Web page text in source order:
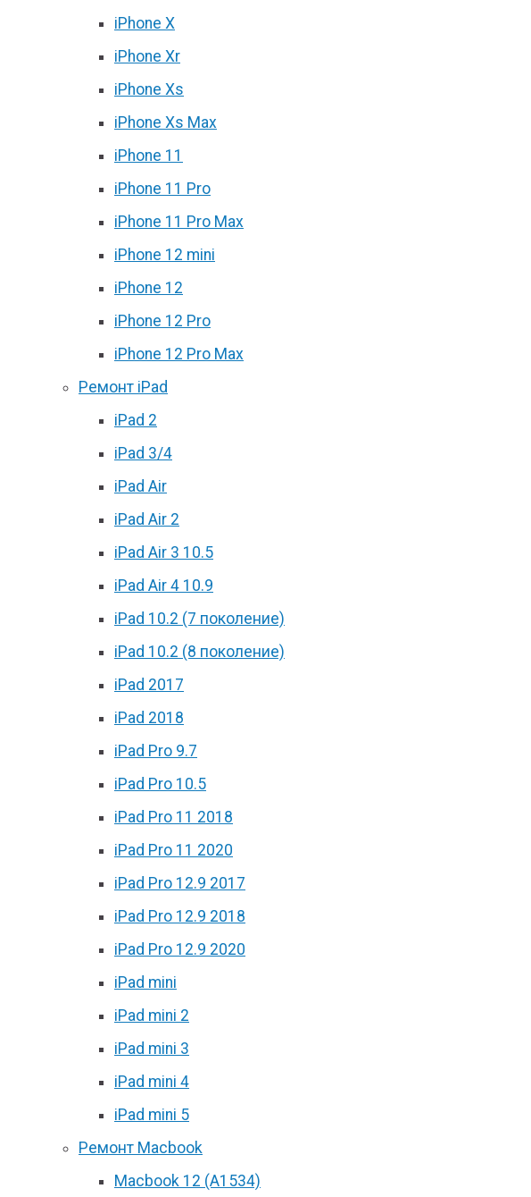
iPhone X
iPhone Xr
iPhone Xs
iPhone Xs Max
iPhone 11
iPhone 11 Pro
iPhone 11 Pro Max
iPhone 12 mini
iPhone 12
iPhone 12 Pro
iPhone 12 Pro Max
Ремонт iPad
iPad 2
iPad 3/4
iPad Air
iPad Air 2
iPad Air 3 10.5
iPad Air 4 10.9
iPad 10.2 (7 поколение)
iPad 10.2 (8 поколение)
iPad 2017
iPad 2018
iPad Pro 9.7
iPad Pro 10.5
iPad Pro 11 2018
iPad Pro 11 2020
iPad Pro 12.9 2017
iPad Pro 12.9 2018
iPad Pro 12.9 2020
iPad mini
iPad mini 2
iPad mini 3
iPad mini 4
iPad mini 5
Ремонт Macbook
Macbook 12 (А1534)